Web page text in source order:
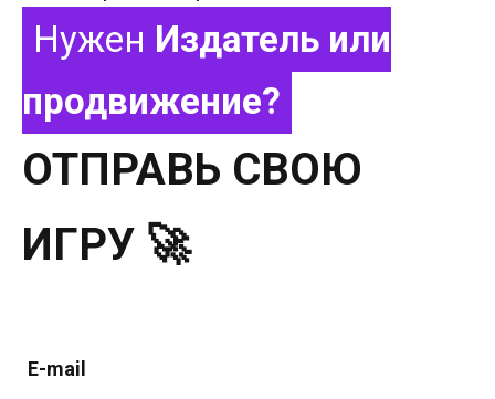
Нужен Издатель или
продвижение?
ОТПРАВЬ СВОЮ
ИГРУ 🚀
E-mail